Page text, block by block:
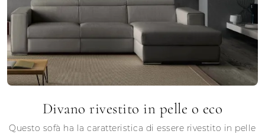
Divano rivestito in pelle o eco
Questo sofà ha la caratteristica di essere rivestito in pelle